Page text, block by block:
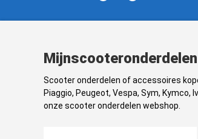
Mijnscooteronderdelen
Scooter onderdelen of accessoires
Piaggio, Peugeot, Vespa, Sym,
onze scooter onderdelen webshop.